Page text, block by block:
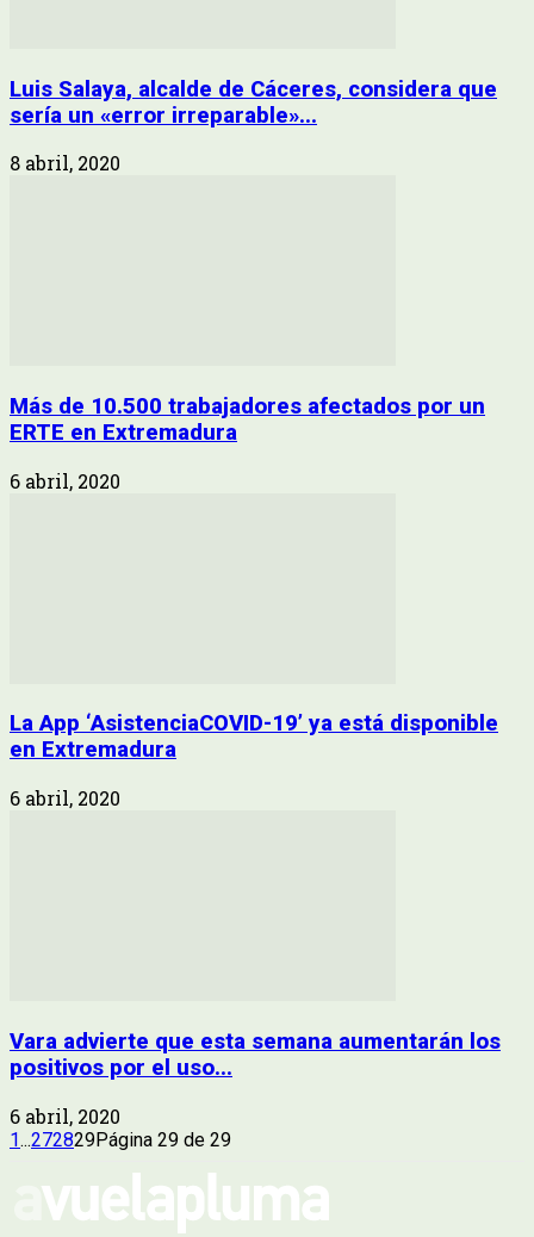
Luis Salaya, alcalde de Cáceres, considera que
sería un «error irreparable»...
8 abril, 2020
Más de 10.500 trabajadores afectados por un
ERTE en Extremadura
6 abril, 2020
La App ‘AsistenciaCOVID-19’ ya está disponible
en Extremadura
6 abril, 2020
Vara advierte que esta semana aumentarán los
positivos por el uso...
6 abril, 2020
1...272829Página 29 de 29